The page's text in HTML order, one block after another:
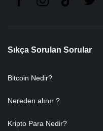
Sıkça Sorulan Sorular
Bitcoin Nedir?
Nereden alınır ?
Kripto Para Nedir?